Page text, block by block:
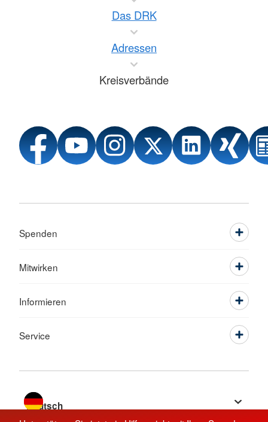
Das DRK
Adressen
Kreisverbände
Spenden
Mitwirken
Informieren
Service
Sprache wechseln zu